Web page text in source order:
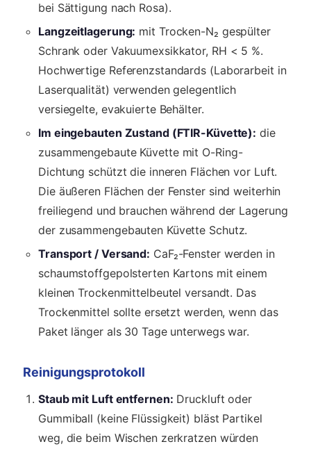
bei Sättigung nach Rosa).
Langzeitlagerung: mit Trocken-N₂ gespülter
Schrank oder Vakuumexsikkator, RH < 5 %.
Hochwertige Referenzstandards (Laborarbeit in
Laserqualität) verwenden gelegentlich
versiegelte, evakuierte Behälter.
Im eingebauten Zustand (FTIR-Küvette): die
zusammengebaute Küvette mit O-Ring-
Dichtung schützt die inneren Flächen vor Luft.
Die äußeren Flächen der Fenster sind weiterhin
freiliegend und brauchen während der Lagerung
der zusammengebauten Küvette Schutz.
Transport / Versand: CaF₂-Fenster werden in
schaumstoffgepolsterten Kartons mit einem
kleinen Trockenmittelbeutel versandt. Das
Trockenmittel sollte ersetzt werden, wenn das
Paket länger als 30 Tage unterwegs war.
Reinigungsprotokoll
Staub mit Luft entfernen: Druckluft oder
Gummiball (keine Flüssigkeit) bläst Partikel
weg, die beim Wischen zerkratzen würden